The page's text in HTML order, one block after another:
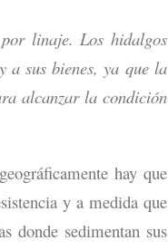
linaje. Los hidalgos
a sus bienes, ya que la
alcanzar la condición
hay que
y a medida que
donde sedimentan sus